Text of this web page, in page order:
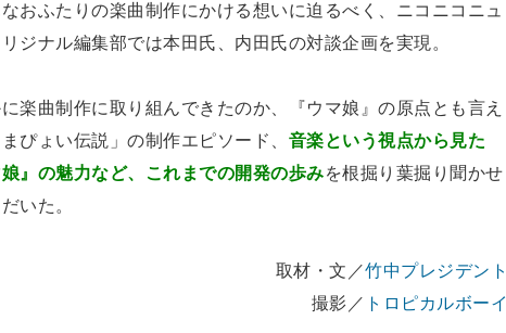
おふたりの楽曲制作にかける想いに迫るべく、ニコニコニュ
ジナル編集部では本田氏、内田氏の対談企画を実現。
楽曲制作に取り組んできたのか、『ウマ娘』の原点とも言え
ぴょい伝説」の制作エピソード、 音楽という視点から見た
娘』の魅力など、これまでの開発の歩みを根掘り葉掘り聞かせ
いた。
取材・文／竹中プレジデント
撮影／ トロピカルボーイ